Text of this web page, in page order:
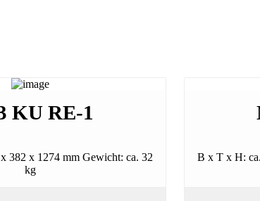
KU RE-1
382 x 1274 mm Gewicht: ca. 32
kg
B x T x H: